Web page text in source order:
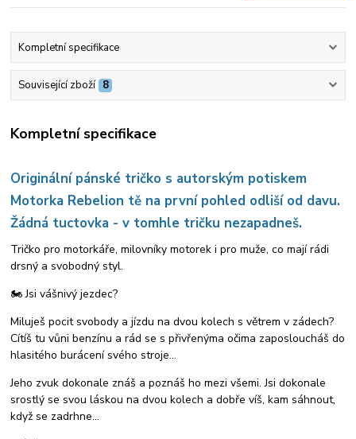
Kompletní specifikace
Související zboží 8
Kompletní specifikace
Originální pánské tričko s autorským potiskem
Motorka Rebelion tě na první pohled odliší od davu.
Žádná tuctovka - v tomhle tričku nezapadneš.
Tričko pro motorkáře, milovníky motorek i pro muže, co mají rádi
drsný a svobodný styl.
🏍️ Jsi vášnivý jezdec?
Miluješ pocit svobody a jízdu na dvou kolech s větrem v zádech?
Cítíš tu vůni benzínu a rád se s přivřenýma očima zaposloucháš do
hlasitého burácení svého stroje...
Jeho zvuk dokonale znáš a poznáš ho mezi všemi. Jsi dokonale
srostlý se svou láskou na dvou kolech a dobře víš, kam sáhnout,
když se zadrhne...